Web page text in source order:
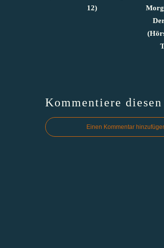
12)
Kommentiere diesen
Einen Kommentar